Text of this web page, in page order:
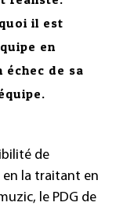
il est
en
échec de sa
de
en la traitant en
le PDG de